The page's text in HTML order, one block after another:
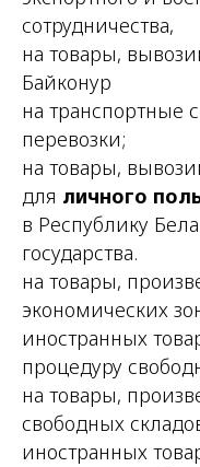
сотрудничества,
на товары,
Байконур
на транспортные
перевозки;
на товары,
для личного
в Республику
государства.
на товары,
экономических
иностранных
процедуру
на товары,
свободных
иностранных